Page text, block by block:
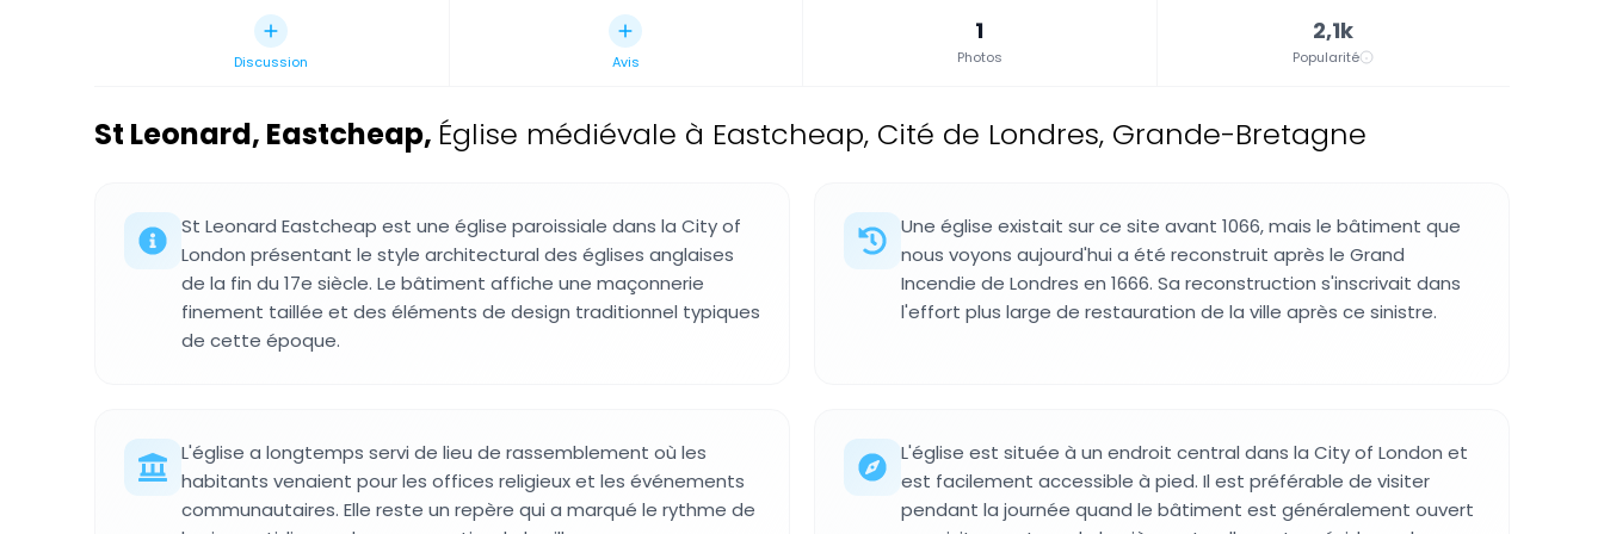
Discussion Avis
1
Photos
2,1k
Popularité
St Leonard, Eastcheap, Église médiévale à Eastcheap, Cité de Londres, Grande-Bretagne
St Leonard Eastcheap est une église paroissiale dans la City of
London présentant le style architectural des églises anglaises
de la fin du 17e siècle. Le bâtiment affiche une maçonnerie
finement taillée et des éléments de design traditionnel typiques
de cette époque.
Une église existait sur ce site avant 1066, mais le bâtiment que
nous voyons aujourd'hui a été reconstruit après le Grand
Incendie de Londres en 1666. Sa reconstruction s'inscrivait dans
l'effort plus large de restauration de la ville après ce sinistre.
L'église a longtemps servi de lieu de rassemblement où les
habitants venaient pour les offices religieux et les événements
communautaires. Elle reste un repère qui a marqué le rythme de
L'église est située à un endroit central dans la City of London et
est facilement accessible à pied. Il est préférable de visiter
pendant la journée quand le bâtiment est généralement ouvert